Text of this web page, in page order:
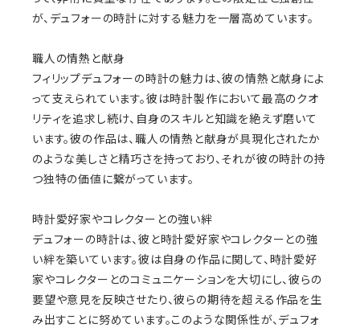
が、デュフォーの時計に対する魅力を一層高めています。
職人の情熱と献身
フィリップデュフォーの時計の魅力は、彼の情熱と献身によ
って支えられています。彼は時計製作において最高のクオ
リティを追求し続け、自身のスキルと知識を絶えず磨いて
います。彼の作品は、職人の情熱と献身が具現化されたか
のような美しさと精巧さを持っており、それが彼の時計の持
つ独特の価値に繋がっています。
時計愛好家やコレクターとの強い絆
デュフォーの時計は、彼と時計愛好家やコレクターとの強
い絆を築いています。彼は自身の作品に関して、時計愛好
家やコレクターとのコミュニケーションを大切にし、彼らの
要望や意見を反映させたり、彼らの期待を超える作品を生
み出すことに努めています。このような関係性が、デュフォ